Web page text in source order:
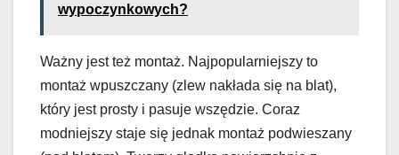
wypoczynkowych?
Ważny jest też montaż. Najpopularniejszy to
montaż wpuszczany (zlew nakłada się na blat),
który jest prosty i pasuje wszędzie. Coraz
modniejszy staje się jednak montaż podwieszany